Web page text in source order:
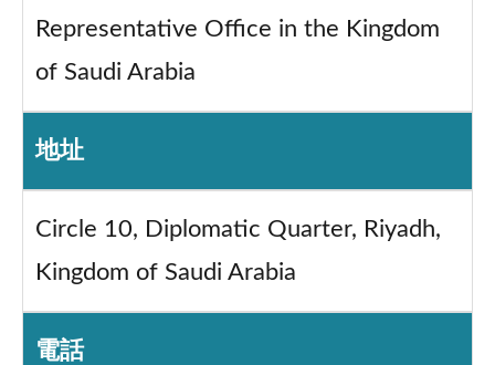
Representative Office in the Kingdom
of Saudi Arabia
地址
Circle 10, Diplomatic Quarter, Riyadh,
Kingdom of Saudi Arabia
電話